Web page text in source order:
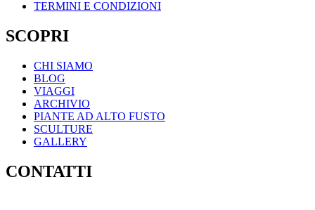
TERMINI E CONDIZIONI
SCOPRI
CHI SIAMO
BLOG
VIAGGI
ARCHIVIO
PIANTE AD ALTO FUSTO
SCULTURE
GALLERY
CONTATTI